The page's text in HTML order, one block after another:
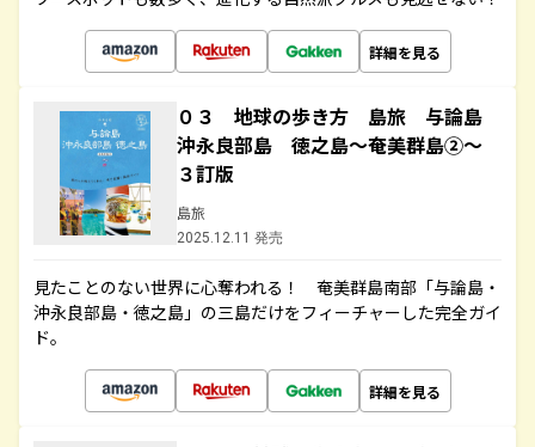
詳細を見る
０３ 地球の歩き方 島旅 与論島
沖永良部島 徳之島～奄美群島②～
３訂版
島旅
2025.12.11 発売
見たことのない世界に心奪われる！ 奄美群島南部「与論島・
沖永良部島・徳之島」の三島だけをフィーチャーした完全ガイ
ド。
詳細を見る